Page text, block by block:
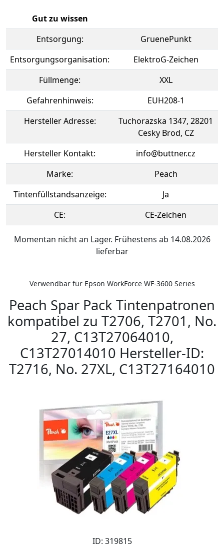
Gut zu wissen
Entsorgung:
GruenePunkt
Entsorgungsorganisation:
ElektroG-Zeichen
Füllmenge:
XXL
Gefahrenhinweis:
EUH208-1
Hersteller Adresse:
Tuchorazska 1347, 28201
Cesky Brod, CZ
Hersteller Kontakt:
info@buttner.cz
Marke:
Peach
Tintenfüllstandsanzeige:
Ja
CE:
CE-Zeichen
Momentan nicht an Lager. Frühestens ab 14.08.2026
lieferbar
Verwendbar für Epson WorkForce WF-3600 Series
Peach Spar Pack Tintenpatronen
kompatibel zu T2706, T2701, No.
27, C13T27064010,
C13T27014010 Hersteller-ID:
T2716, No. 27XL, C13T27164010
ID: 319815